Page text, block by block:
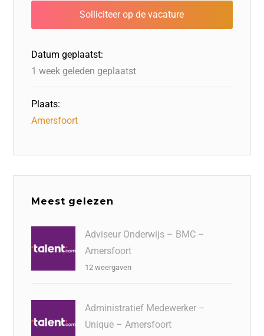
b
o
o
k
dI
n
d
o
n
d
s
A
p
Datum geplaatst:
1 week geleden geplaatst
Plaats:
Amersfoort
Meest gelezen
Adviseur Onderwijs – BMC –
Amersfoort
12 weergaven
Administratief Medewerker –
Unique – Amersfoort